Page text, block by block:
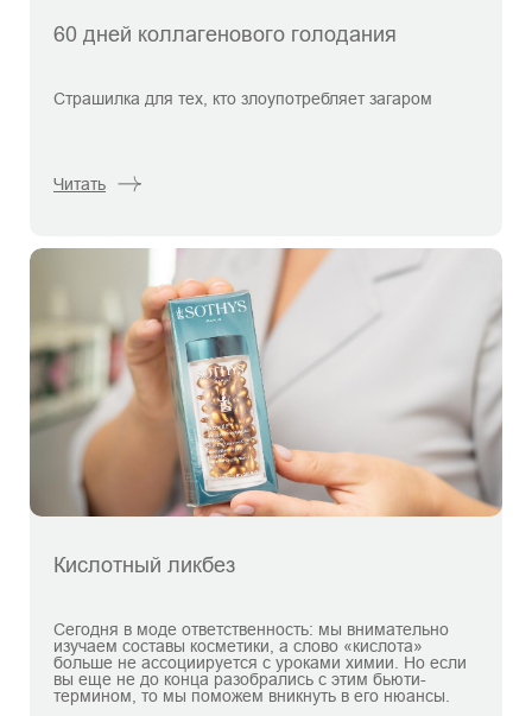
60 дней коллагенового голодания
Страшилка для тех, кто злоупотребляет загаром
Читать
Кислотный ликбез
Сегодня в моде ответственность: мы внимательно
изучаем составы косметики, а слово «кислота»
больше не ассоциируется с уроками химии. Но если
вы еще не до конца разобрались с этим бьюти-
термином, то мы поможем вникнуть в его нюансы.